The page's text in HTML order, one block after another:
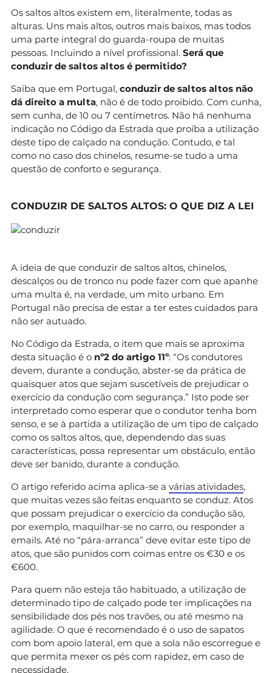
Os saltos altos existem em, literalmente, todas as
alturas. Uns mais altos, outros mais baixos, mas todos
uma parte integral do guarda-roupa de muitas
pessoas. Incluindo a nível profissional. Será que
conduzir de saltos altos é permitido?
Saiba que em Portugal, conduzir de saltos altos não
dá direito a multa, não é de todo proibido. Com cunha,
sem cunha, de 10 ou 7 centímetros. Não há nenhuma
indicação no Código da Estrada que proíba a utilização
deste tipo de calçado na condução. Contudo, e tal
como no caso dos chinelos, resume-se tudo a uma
questão de conforto e segurança.
CONDUZIR DE SALTOS ALTOS: O QUE DIZ A LEI
A ideia de que conduzir de saltos altos, chinelos,
descalços ou de tronco nu pode fazer com que apanhe
uma multa é, na verdade, um mito urbano. Em
Portugal não precisa de estar a ter estes cuidados para
não ser autuado.
No Código da Estrada, o item que mais se aproxima
desta situação é o nº2 do artigo 11º: “Os condutores
devem, durante a condução, abster-se da prática de
quaisquer atos que sejam suscetíveis de prejudicar o
exercício da condução com segurança.” Isto pode ser
interpretado como esperar que o condutor tenha bom
senso, e se à partida a utilização de um tipo de calçado
como os saltos altos, que, dependendo das suas
características, possa representar um obstáculo, então
deve ser banido, durante a condução.
O artigo referido acima aplica-se a várias atividades,
que muitas vezes são feitas enquanto se conduz. Atos
que possam prejudicar o exercício da condução são,
por exemplo, maquilhar-se no carro, ou responder a
emails. Até no “pára-arranca” deve evitar este tipo de
atos, que são punidos com coimas entre os €30 e os
€600.
Para quem não esteja tão habituado, a utilização de
determinado tipo de calçado pode ter implicações na
sensibilidade dos pés nos travões, ou até mesmo na
agilidade. O que é recomendado é o uso de sapatos
com bom apoio lateral, em que a sola não escorregue e
que permita mexer os pés com rapidez, em caso de
necessidade.